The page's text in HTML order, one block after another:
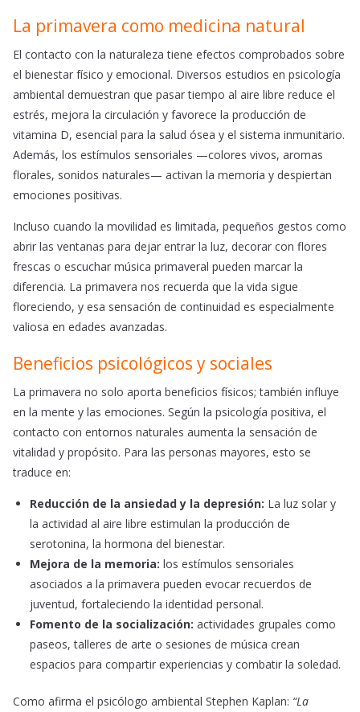
La primavera como medicina natural
El contacto con la naturaleza tiene efectos comprobados sobre
el bienestar físico y emocional. Diversos estudios en psicología
ambiental demuestran que pasar tiempo al aire libre reduce el
estrés, mejora la circulación y favorece la producción de
vitamina D, esencial para la salud ósea y el sistema inmunitario.
Además, los estímulos sensoriales —colores vivos, aromas
florales, sonidos naturales— activan la memoria y despiertan
emociones positivas.
Incluso cuando la movilidad es limitada, pequeños gestos como
abrir las ventanas para dejar entrar la luz, decorar con flores
frescas o escuchar música primaveral pueden marcar la
diferencia. La primavera nos recuerda que la vida sigue
floreciendo, y esa sensación de continuidad es especialmente
valiosa en edades avanzadas.
Beneficios psicológicos y sociales
La primavera no solo aporta beneficios físicos; también influye
en la mente y las emociones. Según la psicología positiva, el
contacto con entornos naturales aumenta la sensación de
vitalidad y propósito. Para las personas mayores, esto se
traduce en:
Reducción de la ansiedad y la depresión: La luz solar y
la actividad al aire libre estimulan la producción de
serotonina, la hormona del bienestar.
Mejora de la memoria: los estímulos sensoriales
asociados a la primavera pueden evocar recuerdos de
juventud, fortaleciendo la identidad personal.
Fomento de la socialización: actividades grupales como
paseos, talleres de arte o sesiones de música crean
espacios para compartir experiencias y combatir la soledad.
Como afirma el psicólogo ambiental Stephen Kaplan: “La